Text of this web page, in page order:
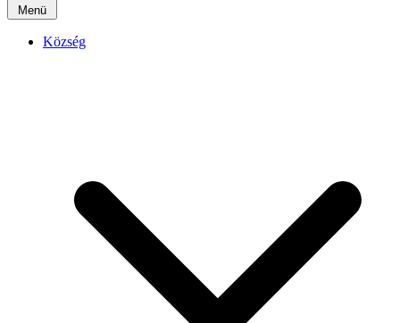
Menü
Község